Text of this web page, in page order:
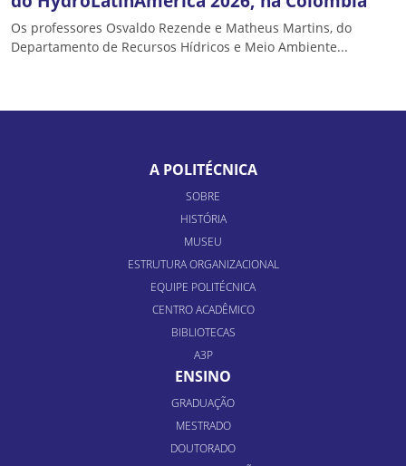
Os professores Osvaldo Rezende e Matheus Martins, do
Departamento de Recursos Hídricos e Meio Ambiente...
A POLITÉCNICA
SOBRE
HISTÓRIA
MUSEU
ESTRUTURA ORGANIZACIONAL
EQUIPE POLITÉCNICA
CENTRO ACADÊMICO
BIBLIOTECAS
A3P
ENSINO
GRADUAÇÃO
MESTRADO
DOUTORADO